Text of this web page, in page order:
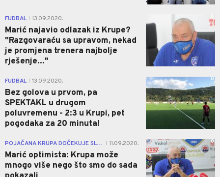
FUDBAL 13.09.2020.
Marić najavio odlazak iz Krupe?
"Razgovaraću sa upravom, nekad
je promjena trenera najbolje
rješenje..."
0
FUDBAL 13.09.2020.
Bez golova u prvom, pa
SPEKTAKL u drugom
poluvremenu - 2:3 u Krupi, pet
pogodaka za 20 minuta!
0
POJAČANA KRUPA DOČEKUJE SLOBODU 11.09.2020.
Marić optimista: Krupa može
mnogo više nego što smo do sada
0